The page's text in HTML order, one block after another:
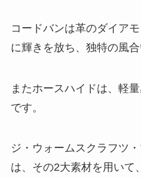
コードバンは革のダイア
に輝きを放ち、独特の風合
またホースハイドは、軽
です。
ジ・ウォームスクラフツ
は、その2大素材を用いて